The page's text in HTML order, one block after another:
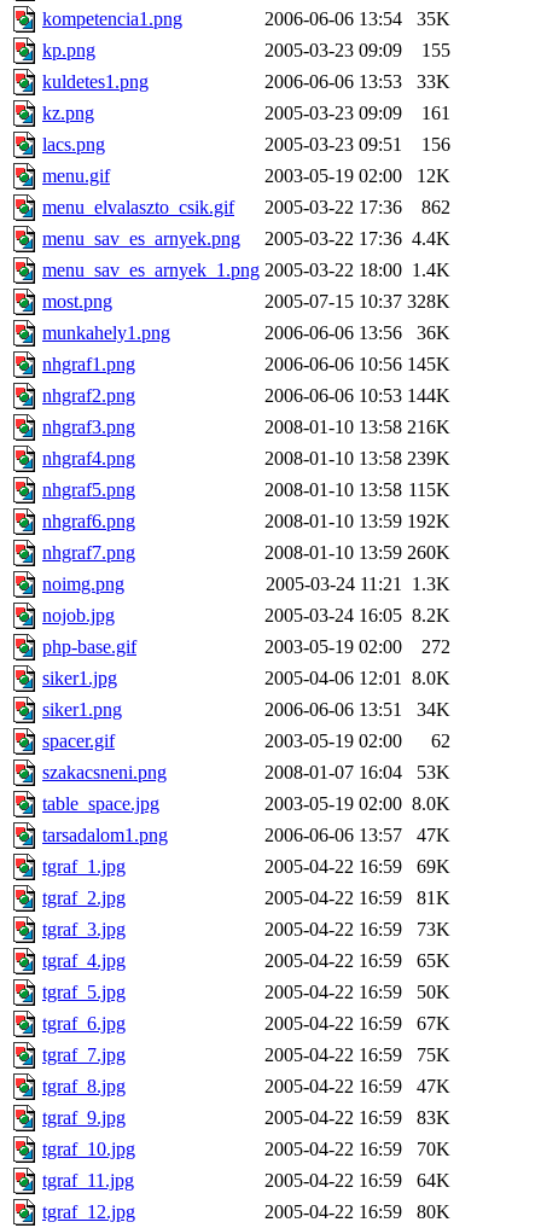
kompetencia1.png
2006-06-06 13:54
35K
kp.png
2005-03-23 09:09
155
kuldetes1.png
2006-06-06 13:53
33K
kz.png
2005-03-23 09:09
161
lacs.png
2005-03-23 09:51
156
menu.gif
2003-05-19 02:00
12K
menu_elvalaszto_csik.gif
2005-03-22 17:36
862
menu_sav_es_arnyek.png
2005-03-22 17:36 4.4K
menu_sav_es_arnyek_1.png 2005-03-22 18:00 1.4K
most.png
2005-07-15 10:37 328K
munkahely1.png
2006-06-06 13:56
36K
nhgraf1.png
2006-06-06 10:56 145K
nhgraf2.png
2006-06-06 10:53 144K
nhgraf3.png
2008-01-10 13:58 216K
nhgraf4.png
2008-01-10 13:58 239K
nhgraf5.png
2008-01-10 13:58 115K
nhgraf6.png
2008-01-10 13:59 192K
nhgraf7.png
2008-01-10 13:59 260K
noimg.png
2005-03-24 11:21 1.3K
nojob.jpg
2005-03-24 16:05 8.2K
php-base.gif
2003-05-19 02:00
272
siker1.jpg
2005-04-06 12:01 8.0K
siker1.png
2006-06-06 13:51
34K
spacer.gif
2003-05-19 02:00
62
szakacsneni.png
2008-01-07 16:04
53K
table_space.jpg
2003-05-19 02:00 8.0K
tarsadalom1.png
2006-06-06 13:57
47K
tgraf_1.jpg
2005-04-22 16:59
69K
tgraf_2.jpg
2005-04-22 16:59
81K
tgraf_3.jpg
2005-04-22 16:59
73K
tgraf_4.jpg
2005-04-22 16:59
65K
tgraf_5.jpg
2005-04-22 16:59
50K
tgraf_6.jpg
2005-04-22 16:59
67K
tgraf_7.jpg
2005-04-22 16:59
75K
tgraf_8.jpg
2005-04-22 16:59
47K
tgraf_9.jpg
2005-04-22 16:59
83K
tgraf_10.jpg
2005-04-22 16:59
70K
tgraf_11.jpg
2005-04-22 16:59
64K
tgraf_12.jpg
2005-04-22 16:59
80K